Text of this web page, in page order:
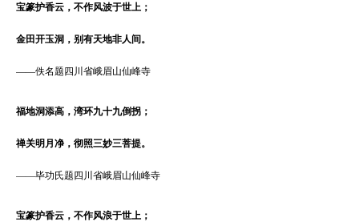
宝篆护香云，不作风波于世上；
金田开玉洞，别有天地非人间。
——佚名题四川省峨眉山仙峰寺
福地洞添高，湾环九十九倒拐；
禅关明月净，彻照三妙三菩提。
——毕功氏题四川省峨眉山仙峰寺
宝篆护香云，不作风浪于世上；